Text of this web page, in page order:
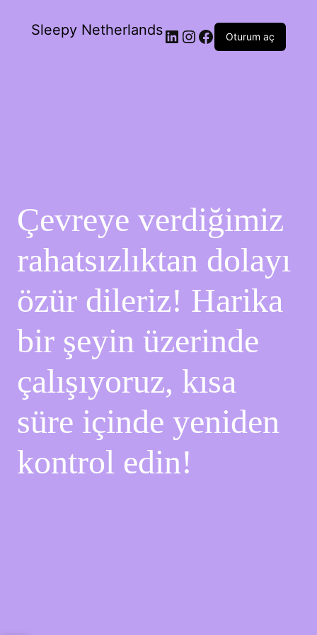
Sleepy Netherlands Oturum aç
Çevreye verdiğimiz
rahatsızlıktan dolayı
özür dileriz! Harika
bir şeyin üzerinde
çalışıyoruz, kısa
süre içinde yeniden
kontrol edin!